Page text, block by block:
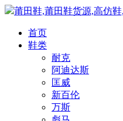
莆田鞋,莆田鞋货源,高仿
首页
鞋类
耐克
阿迪达斯
匡威
新百伦
万斯